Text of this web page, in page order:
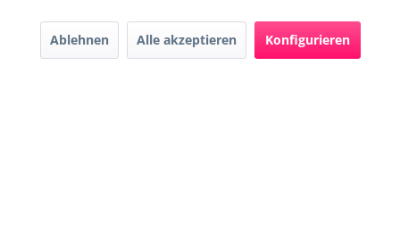
durch DE-ÖKO-009
Ablehnen Alle akzeptieren Konfigurieren